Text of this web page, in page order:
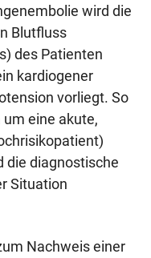
wird die
Blutfluss
des Patienten
kardiogener
vorliegt. So
eine akute,
die diagnostische
Situation
Nachweis einer